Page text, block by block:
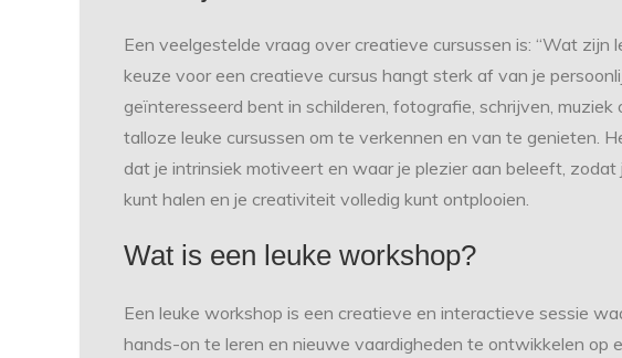
Een veelgestelde vraag over creatieve cursussen is: “Wat zijn
keuze voor een creatieve cursus hangt sterk af van je
geïnteresseerd bent in schilderen, fotografie, schrijven,
talloze leuke cursussen om te verkennen en van te genieten.
dat je intrinsiek motiveert en waar je plezier aan beleeft,
kunt halen en je creativiteit volledig kunt ontplooien.
Wat is een leuke workshop?
Een leuke workshop is een creatieve en interactieve sessie
hands-on te leren en nieuwe vaardigheden te ontwikkelen op